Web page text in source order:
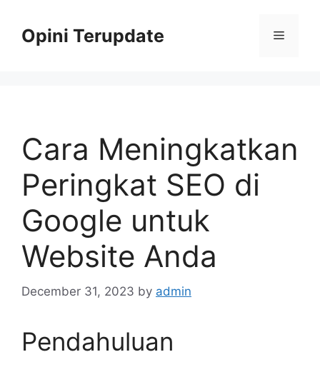
contentOpini Terupdate Menu
Cara Meningkatkan
Peringkat SEO di
Google untuk
Website Anda
December 31, 2023 by admin
Pendahuluan